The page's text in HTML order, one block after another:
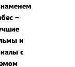
–
и
с